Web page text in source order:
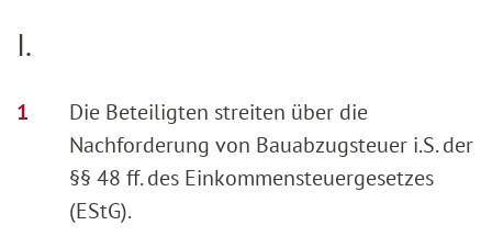
I.
Die Beteiligten streiten über die
Nachforderung von Bauabzugsteuer i.S. der
§§ 48 ff. des Einkommensteuergesetzes
(EStG).